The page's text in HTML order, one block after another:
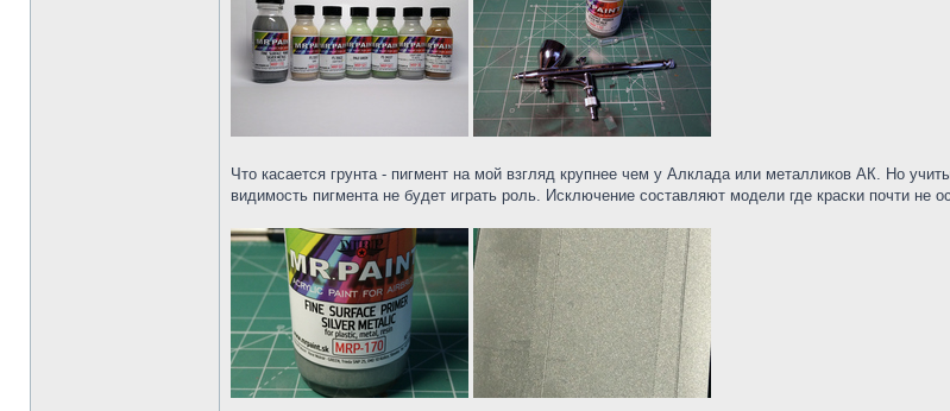
Что касается грунта - пигмент на мой взгляд крупнее чем у Алклада или металликов АК. Но
видимость пигмента не будет играть роль. Исключение составляют модели где краски почти не